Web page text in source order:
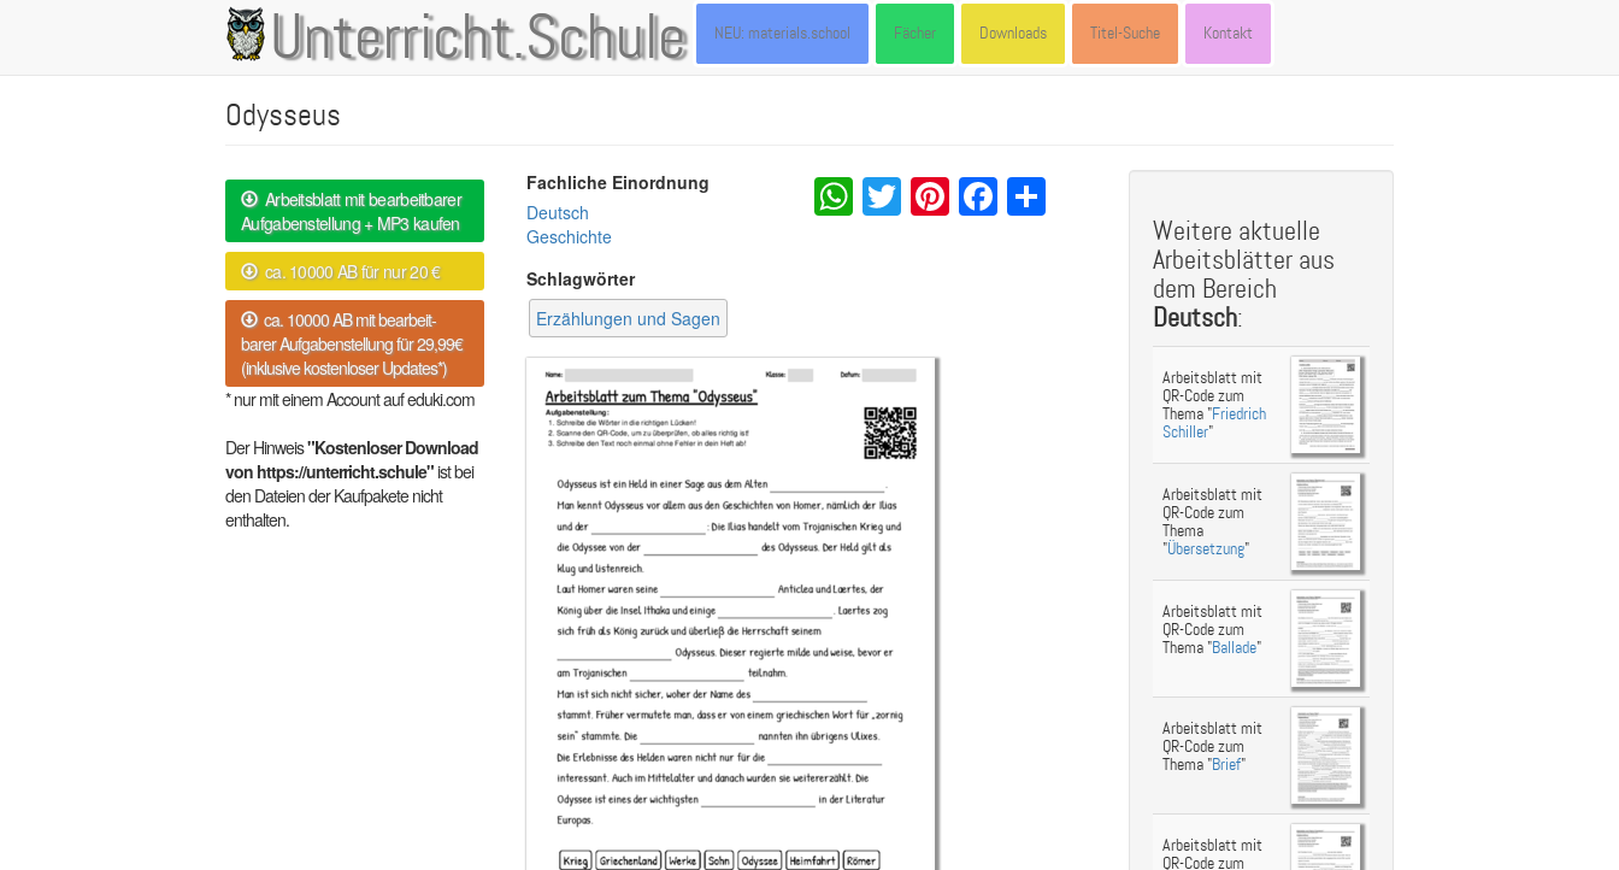
Unterricht.Schule
Main
navigation
NEU: materials.school Fächer Downloads Titel-Suche Kontakt
Odysseus
Arbeitsblatt mit bearbeitbarer
Aufgabenstellung + MP3 kaufen
ca. 10000 AB für nur 20 €
ca. 10000 AB mit bearbeit-
barer Aufgabenstellung für 29,99€
(inklusive kostenloser Updates*)
* nur mit einem Account auf eduki.com
Der Hinweis"Kostenloser Download
von https://unterricht.schule"ist bei
den Dateien der Kaufpakete nicht
enthalten.
Fachliche Einordnung
Deutsch
Geschichte
Schlagwörter
Erzählungen und Sagen
WhatsApp
Twitter
Pinterest
Facebook
Share
Weitere aktuelle
Arbeitsblätter aus
dem Bereich
Deutsch:
Arbeitsblatt mit
QR-Code zum
Thema "Friedrich
Schiller"
Arbeitsblatt mit
QR-Code zum
Thema
"Übersetzung"
Arbeitsblatt mit
QR-Code zum
Thema "Ballade"
Arbeitsblatt mit
QR-Code zum
Thema "Brief"
Arbeitsblatt mit
QR-Code zum